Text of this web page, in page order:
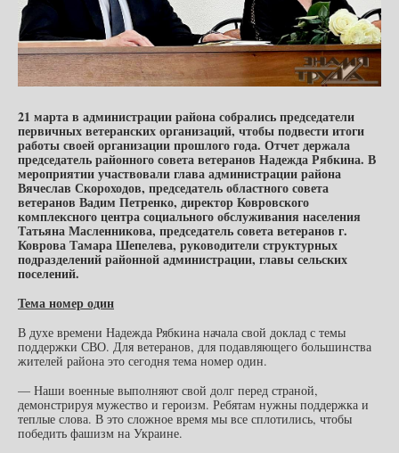
21 марта в администрации района собрались председатели
первичных ветеранских организаций, чтобы подвести итоги
работы своей организации прошлого года. Отчет держала
председатель районного совета ветеранов Надежда Рябкина. В
мероприятии участвовали глава администрации района
Вячеслав Скороходов, председатель областного совета
ветеранов Вадим Петренко, директор Ковровского
комплексного центра социального обслуживания населения
Татьяна Масленникова, председатель совета ветеранов г.
Коврова Тамара Шепелева, руководители структурных
подразделений районной администрации, главы сельских
поселений.
Тема номер один
В духе времени Надежда Рябкина начала свой доклад с темы
поддержки СВО. Для ветеранов, для подавляющего большинства
жителей района это сегодня тема номер один.
— Наши военные выполняют свой долг перед страной,
демонстрируя мужество и героизм. Ребятам нужны поддержка и
теплые слова. В это сложное время мы все сплотились, чтобы
победить фашизм на Украине.